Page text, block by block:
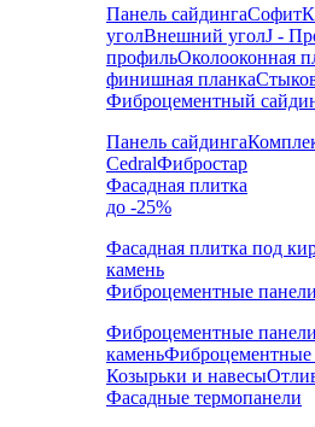
Панель сайдингаСофит
уголВнешний уголJ -
профильОколооконная
финишная планка
Фиброцементный
Панель сайдинга
CedralФибростар
Фасадная плитка
до -25%
Фасадная плитка под
камень
Фиброцементные панели
Фиброцементные
каменьФиброцементные
Козырьки и навесы
Фасадные термопанели